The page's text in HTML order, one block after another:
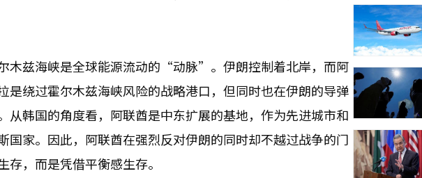
木兹海峡是全球能源流动的“动脉”。伊朗控制着北岸，而阿
绕过霍尔木兹海峡风险的战略港口，但同时也在伊朗的导弹
从韩国的角度看，阿联酋是中东扩展的基地，作为先进城市和
家。因此，阿联酋在强烈反对伊朗的同时却不越过战争的门
，而是凭借平衡感生存。